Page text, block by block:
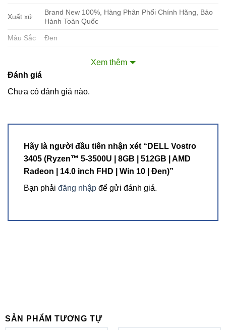
Xuất xứ
Brand New 100%, Hàng Phân Phối Chính Hãng, Bảo
Hành Toàn Quốc
Màu Sắc Đen
Bảo
hành
Xem thêm
Đánh giá
Chưa có đánh giá nào.
Hãy là người đầu tiên nhận xét “DELL Vostro
3405 (Ryzen™ 5-3500U | 8GB | 512GB | AMD
Radeon | 14.0 inch FHD | Win 10 | Đen)”
Bạn phải đăng nhập để gửi đánh giá.
SẢN PHẨM TƯƠNG TỰ